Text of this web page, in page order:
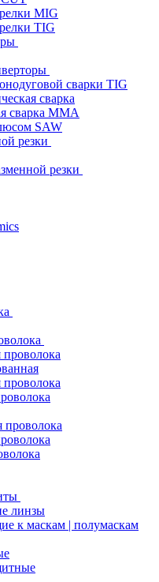
MIG
TIG
сварки TIG
сварка
сварка MMA
SAW
резки
резки
проволока
линзы
к маскам | полумаскам